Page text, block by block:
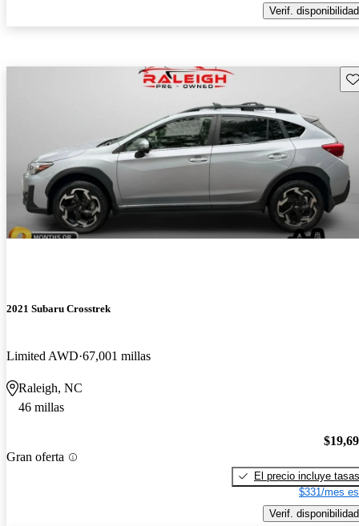
Verif. disponibilidad
2021 Subaru Crosstrek
Limited AWD 67,001 millas
Raleigh, NC
46 millas
Gran oferta
El precio incluye tasas
$331/mes
Verif. disponibilidad